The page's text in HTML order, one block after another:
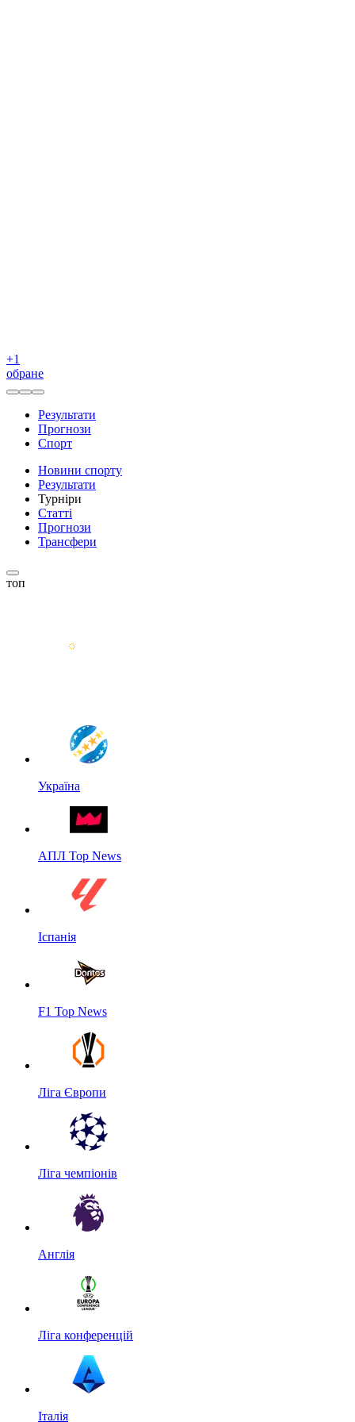
+1
обране
Результати
Прогнози
Спорт
Новини спорту
Результати
Турніри
Статті
Прогнози
Трансфери
топ
Україна
АПЛ Top News
Іспанія
F1 Top News
Ліга Європи
Ліга чемпіонів
Англія
Ліга конференцій
Італія